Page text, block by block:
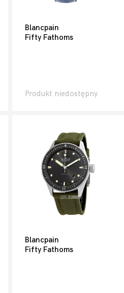
Blancpain
Fifty Fathoms
Produkt niedostępny
Blancpain
Fifty Fathoms